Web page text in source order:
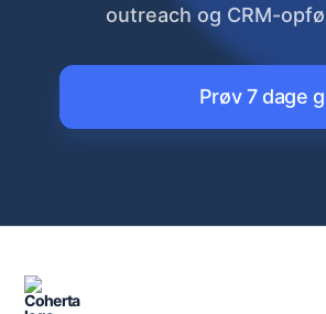
outreach og CRM-
Prøv 7 dage